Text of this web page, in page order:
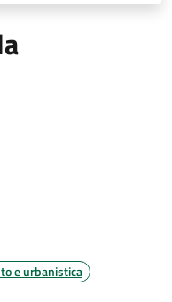
e urbanistica